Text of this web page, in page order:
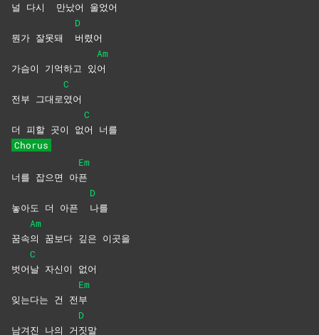
널 다시 만났어 울었어
뭔가 잘못돼
D
버렸어
가슴이 기억하고 있
Am
어
전부 그대로
C
였어
더 피할 곳이 없
C
어 너를
Chorus
너를 잡으면 아
Em
픈
놓아도 더 아픈
D
나를
꿈속
Am
의 꿈보다 깊은 이곳을
벗어
C
날 자신이 없어
잊는다는 건 전
Em
부
남겨진 나의 거
D
짓말